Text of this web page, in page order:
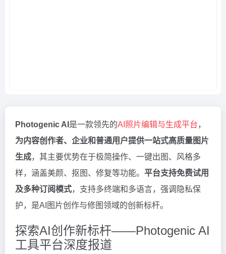
Photogenic AI 是一款领先的AI照片编辑与生成平台，
为内容创作者、企业和普通用户提供一站式高质量图片
生成，其主要优势在于极简操作、一键出图、风格多
样，涵盖美颜、抠图、修复等功能。 平台支持免费试用
及多种订阅模式，支持多终端和多语言，强调隐私保
护，是AI图片创作与修图领域的创新标杆。
探索AI创作新标杆——Photogenic AI
工具平台深度报道